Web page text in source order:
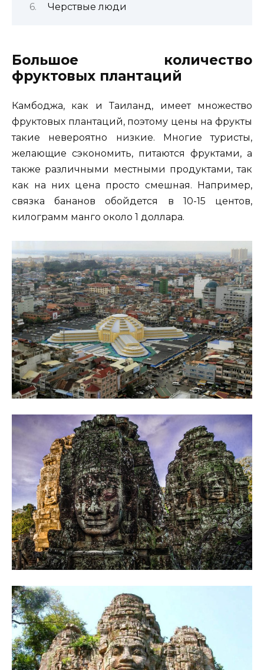
Черствые люди
Большое количество
фруктовых плантаций
Камбоджа, как и Таиланд, имеет множество
фруктовых плантаций, поэтому цены на фрукты
такие невероятно низкие. Многие туристы,
желающие сэкономить, питаются фруктами, а
также различными местными продуктами, так
как на них цена просто смешная. Например,
связка бананов обойдется в 10-15 центов,
килограмм манго около 1 доллара.